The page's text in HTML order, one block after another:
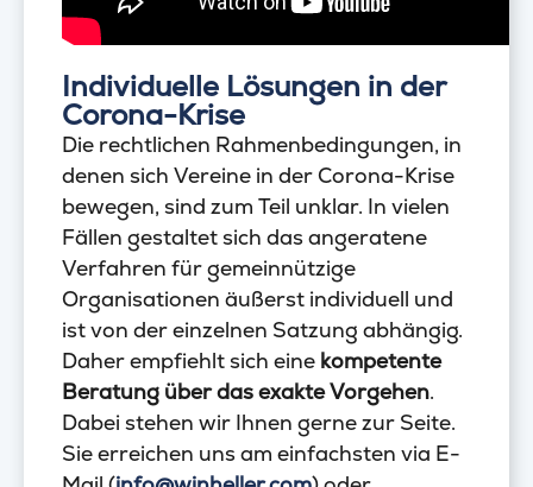
Individuelle Lösungen in der
Corona-Krise
Die rechtlichen Rahmenbedingungen, in
denen sich Vereine in der Corona-Krise
bewegen, sind zum Teil unklar. In vielen
Fällen gestaltet sich das angeratene
Verfahren für gemeinnützige
Organisationen äußerst individuell und
ist von der einzelnen Satzung abhängig.
Daher empfiehlt sich eine kompetente
Beratung über das exakte Vorgehen.
Dabei stehen wir Ihnen gerne zur Seite.
Sie erreichen uns am einfachsten via E-